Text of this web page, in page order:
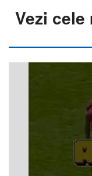
Vezi cele